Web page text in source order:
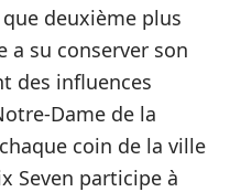
deuxième plus
a su conserver son
des influences
Dame de la
coin de la ville
Seven participe à